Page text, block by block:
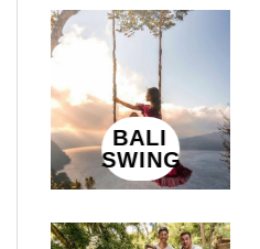
BALI
SWING